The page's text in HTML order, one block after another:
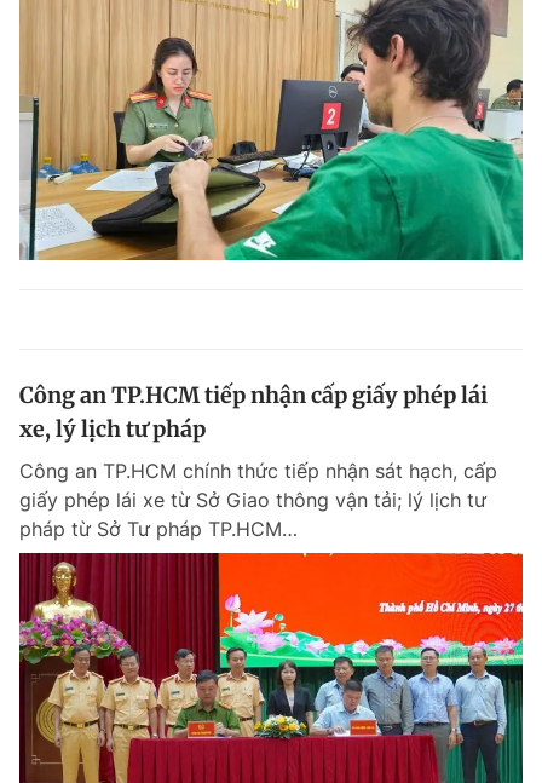
Công an TP.HCM tiếp nhận cấp giấy phép lái
xe, lý lịch tư pháp
Công an TP.HCM chính thức tiếp nhận sát hạch, cấp
giấy phép lái xe từ Sở Giao thông vận tải; lý lịch tư
pháp từ Sở Tư pháp TP.HCM…